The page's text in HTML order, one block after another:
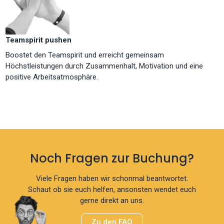
Teamspirit pushen
Boostet den Teamspirit und erreicht gemeinsam
Höchstleistungen durch Zusammenhalt, Motivation und eine
positive Arbeitsatmosphäre.
Noch Fragen zur Buchung?
Viele Fragen haben wir schonmal beantwortet.
Schaut ob sie euch helfen, ansonsten wendet euch
gerne direkt an uns.
Zu den FAQ